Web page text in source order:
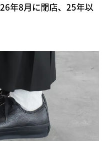
年8月に閉店、25年以